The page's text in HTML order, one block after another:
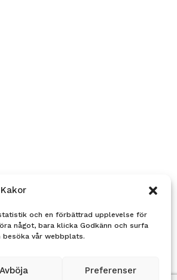
Kakor
och en förbättrad upplevelse för
något, bara klicka Godkänn och surfa
vår webbplats.
Avböja Preferenser